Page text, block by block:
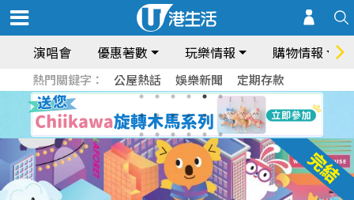
演唱會 優惠著數 玩樂情報 購物情報
熱門關鍵字： 公屋熱話 娛樂新聞 定期存款